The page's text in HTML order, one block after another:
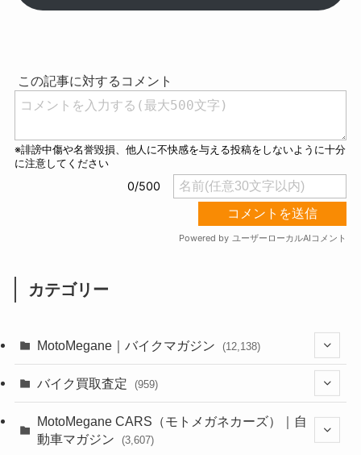
カテゴリー
MotoMegane｜バイクマガジン (12,138)
(44)
バイク買取査定 (959)
(352)
MotoMegane CARS（モトメガネカーズ）｜自
動車マガジン
(3,607)